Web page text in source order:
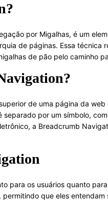
por Migalhas, é um
de páginas. Essa técnica
de pão pelo caminho
de uma página da
por um símbolo,
a Breadcrumb
para os usuários quanto
que eles